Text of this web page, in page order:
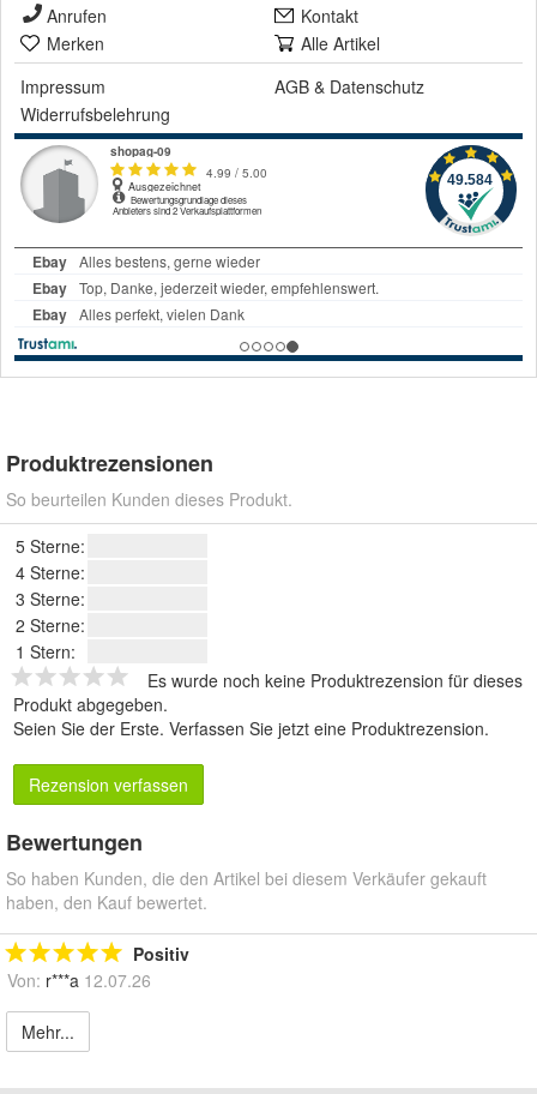
Anrufen
Kontakt
Merken
Alle Artikel
Impressum
AGB & Datenschutz
Widerrufsbelehrung
Produktrezensionen
So beurteilen Kunden dieses Produkt.
5 Sterne:
4 Sterne:
3 Sterne:
2 Sterne:
1 Stern:
Es wurde noch keine Produktrezension für dieses
Produkt abgegeben.
Seien Sie der Erste. Verfassen Sie jetzt eine Produktrezension.
Rezension verfassen
Bewertungen
So haben Kunden, die den Artikel bei diesem Verkäufer gekauft
haben, den Kauf bewertet.
Positiv
Von: r***a 12.07.26
Mehr...